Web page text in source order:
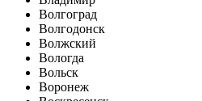
Волгоград
Волгодонск
Волжский
Вологда
Вольск
Воронеж